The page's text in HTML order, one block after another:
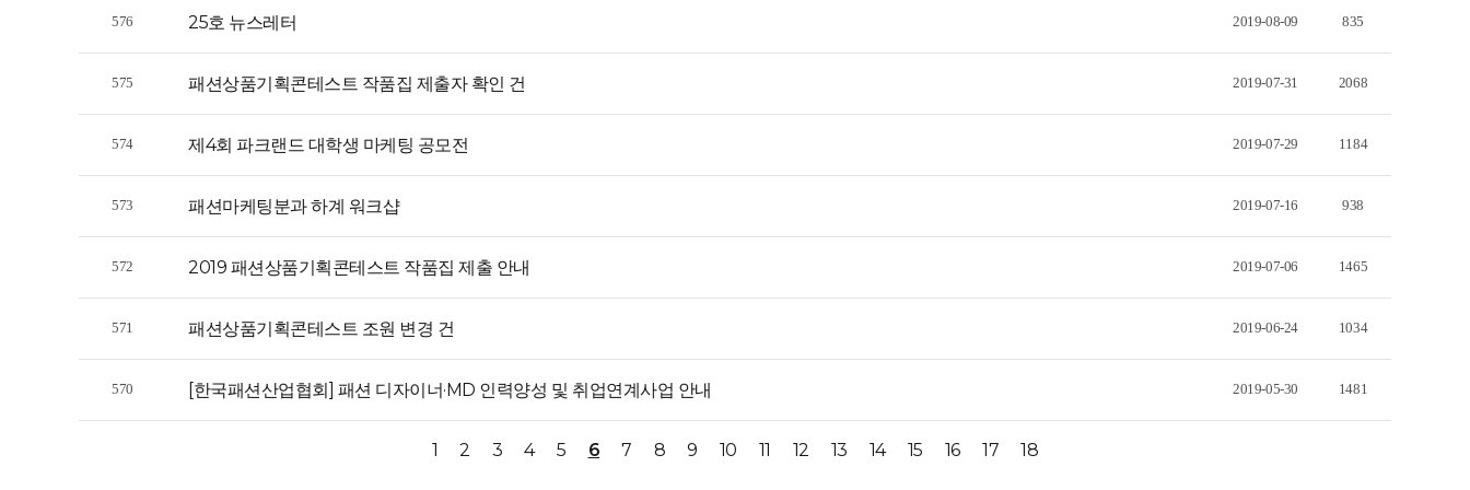
576 25호 뉴스레터 2019-08-09 835
575 패션상품기획콘테스트 작품집 제출자 확인 건 2019-07-31 2068
574 제4회 파크랜드 대학생 마케팅 공모전 2019-07-29 1184
573 패션마케팅분과 하계 워크샵 2019-07-16 938
572 2019 패션상품기획콘테스트 작품집 제출 안내 2019-07-06 1465
571 패션상품기획콘테스트 조원 변경 건 2019-06-24 1034
570 [한국패션산업협회] 패션 디자이너·MD 인력양성 및 취업연계사업 안내 2019-05-30 1481
1 2 3 4 5 6 7 8 9 10 11 12 13 14 15 16 17 18